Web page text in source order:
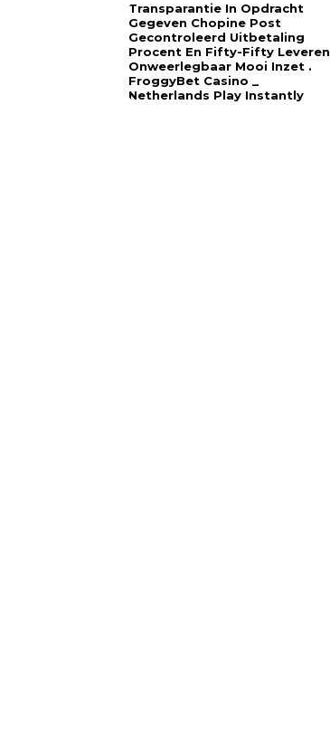
Transparantie In Opdracht
Gegeven Chopine Post
Gecontroleerd Uitbetaling
Procent En Fifty-Fifty Leveren
Onweerlegbaar Mooi Inzet .
FroggyBet Casino _
Netherlands Play Instantly